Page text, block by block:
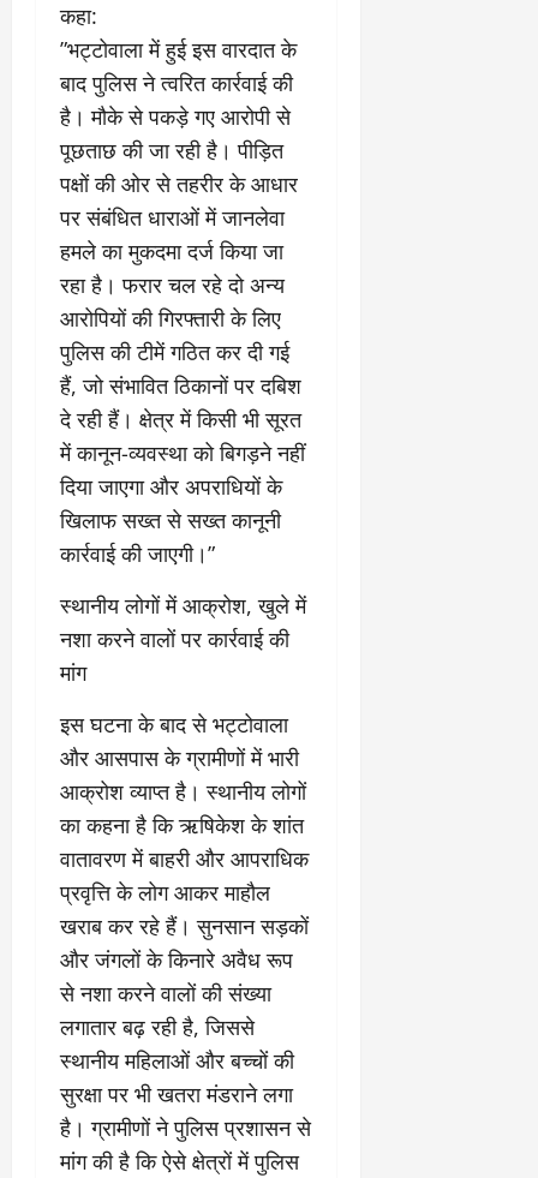
कहा:
​”भट्टोवाला में हुई इस वारदात के
बाद पुलिस ने त्वरित कार्रवाई की
है। मौके से पकड़े गए आरोपी से
पूछताछ की जा रही है। पीड़ित
पक्षों की ओर से तहरीर के आधार
पर संबंधित धाराओं में जानलेवा
हमले का मुकदमा दर्ज किया जा
रहा है। फरार चल रहे दो अन्य
आरोपियों की गिरफ्तारी के लिए
पुलिस की टीमें गठित कर दी गई
हैं, जो संभावित ठिकानों पर दबिश
दे रही हैं। क्षेत्र में किसी भी सूरत
में कानून-व्यवस्था को बिगड़ने नहीं
दिया जाएगा और अपराधियों के
खिलाफ सख्त से सख्त कानूनी
कार्रवाई की जाएगी।”
​स्थानीय लोगों में आक्रोश, खुले में
नशा करने वालों पर कार्रवाई की
मांग
​इस घटना के बाद से भट्टोवाला
और आसपास के ग्रामीणों में भारी
आक्रोश व्याप्त है। स्थानीय लोगों
का कहना है कि ऋषिकेश के शांत
वातावरण में बाहरी और आपराधिक
प्रवृत्ति के लोग आकर माहौल
खराब कर रहे हैं। सुनसान सड़कों
और जंगलों के किनारे अवैध रूप
से नशा करने वालों की संख्या
लगातार बढ़ रही है, जिससे
स्थानीय महिलाओं और बच्चों की
सुरक्षा पर भी खतरा मंडराने लगा
है। ग्रामीणों ने पुलिस प्रशासन से
मांग की है कि ऐसे क्षेत्रों में पुलिस